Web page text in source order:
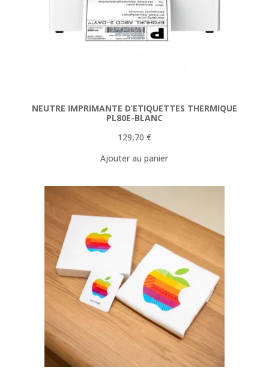
NEUTRE IMPRIMANTE D’ETIQUETTES THERMIQUE
PL80E-BLANC
129,70 €
Ajouter au panier